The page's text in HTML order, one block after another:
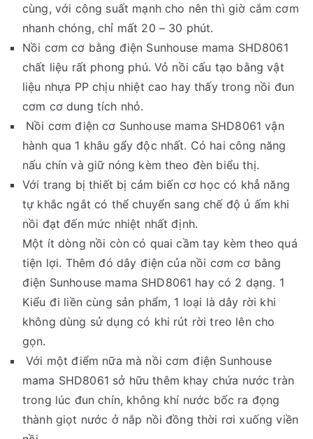
cùng, với công suất mạnh cho nên thì giờ cắm cơm
nhanh chóng, chỉ mất 20 – 30 phút.
Nồi cơm cơ bằng điện Sunhouse mama SHD8061
chất liệu rất phong phú. Vỏ nồi cấu tạo bằng vật
liệu nhựa PP chịu nhiệt cao hay thấy trong nồi đun
cơm cơ dung tích nhỏ.
Nồi cơm điện cơ Sunhouse mama SHD8061 vận
hành qua 1 khâu gẩy độc nhất. Có hai công năng
nấu chín và giữ nóng kèm theo đèn biểu thị.
Với trang bị thiết bị cảm biến cơ học có khẳ năng
tự khắc ngắt có thể chuyển sang chế độ ủ ấm khi
nồi đạt đến mức nhiệt nhất định.
Một ít dòng nồi còn có quai cầm tay kèm theo quá
tiện lợi. Thêm đó dây điện của nồi cơm cơ bằng
điện Sunhouse mama SHD8061 hay có 2 dạng. 1
Kiểu đi liền cùng sản phẩm, 1 loại là dây rời khi
không dùng sử dụng có khi rút rời treo lên cho
gọn.
Với một điểm nữa mà nồi cơm điện Sunhouse
mama SHD8061 sở hữu thêm khay chứa nước tràn
trong lúc đun chín, không khí nước bốc ra đọng
thành giọt nước ở nắp nồi đồng thời rơi xuống viền